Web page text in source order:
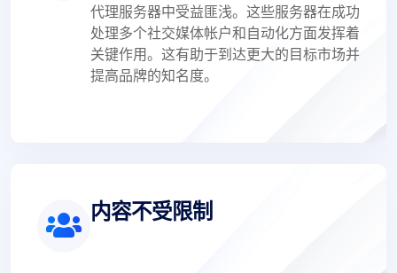
代理服务器中受益匪浅。这些服务器在成功
处理多个社交媒体帐户和自动化方面发挥着
关键作用。这有助于到达更大的目标市场并
提高品牌的知名度。
内容不受限制